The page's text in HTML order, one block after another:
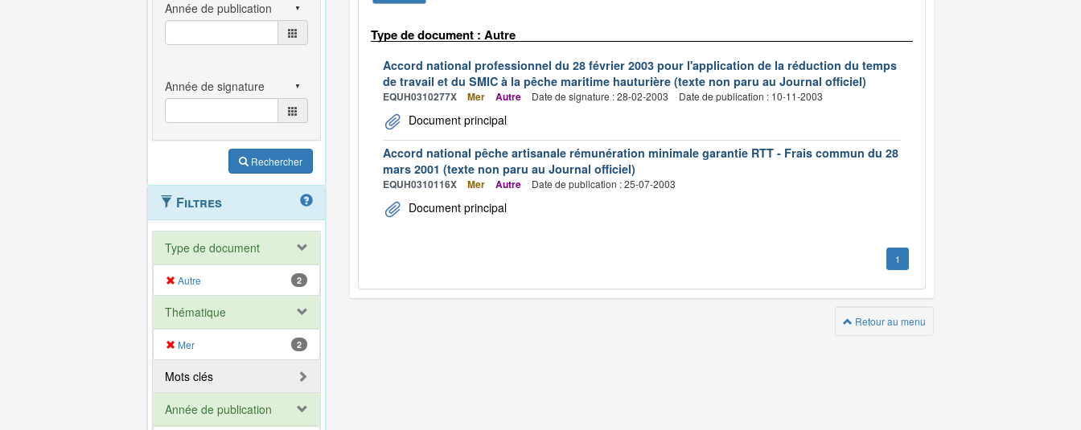
Rechercher
Filtres
Type de document
Autre 2
Thématique
Mer 2
Mots clés
Année de publication
Type de document : Autre
Accord national professionnel du 28 février 2003 pour l'application de la réduction du temps
de travail et du SMIC à la pêche maritime hauturière (texte non paru au Journal officiel)
EQUH0310277X Mer Autre Date de signature : 28-02-2003 Date de publication : 10-11-2003
Document principal
Accord national pêche artisanale rémunération minimale garantie RTT - Frais commun du 28
mars 2001 (texte non paru au Journal officiel)
EQUH0310116X Mer Autre Date de publication : 25-07-2003
Document principal
1
Retour au menu